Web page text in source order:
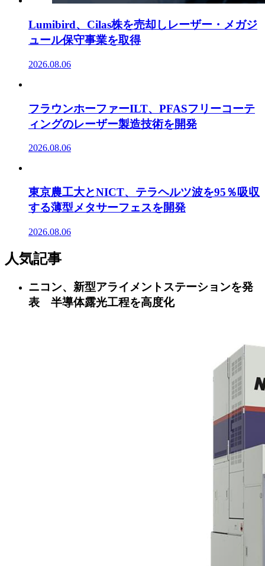
Lumibird、Cilas株を売却しレーザー・メガジ
ュール保守事業を取得
2026.08.06
フラウンホーファーILT、PFASフリーコーテ
ィングのレーザー製造技術を開発
2026.08.06
東京農工大とNICT、テラヘルツ波を95％吸収
する薄型メタサーフェスを開発
2026.08.06
人気記事
ニコン、新型アライメントステーションを発
表 半導体露光工程を高度化